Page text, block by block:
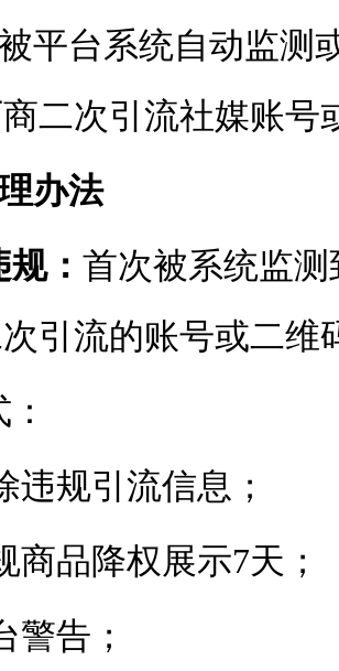
平台系统自动监测
二次引流社媒账号
办法
： 首次被系统监
引流的账号或二维
违规引流信息；
商品降权展示7天；
警告；